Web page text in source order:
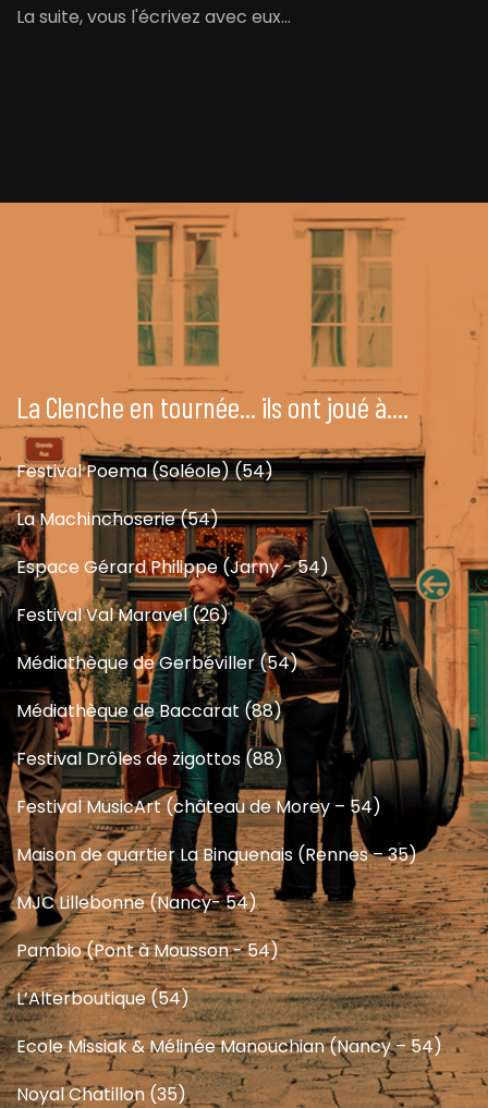
La suite, vous l'écrivez avec eux...
La Clenche en tournée... ils ont joué à....
Festival Poema (Soléole) (54)
La Machinchoserie (54)
Espace Gérard Philippe (Jarny - 54)
Festival Val Maravel (26)
Médiathèque de Gerbéviller (54)
Médiathèque de Baccarat (88)
Festival Drôles de zigottos (88)
Festival MusicArt (château de Morey – 54)
Maison de quartier La Binquenais (Rennes – 35)
MJC Lillebonne (Nancy- 54)
Pambio (Pont à Mousson - 54)
L’Alterboutique (54)
Ecole Missiak & Mélinée Manouchian (Nancy – 54)
Noyal Chatillon (35)